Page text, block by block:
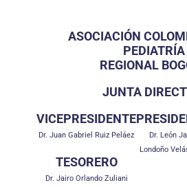
ASOCIACIÓN
PEDIATRÍA
REGIONAL
JUNTA
VICEPRESIDENTE
Dr. Juan Gabriel Ruiz Peláez
Dr. León
Londoño
TESORERO
Dr. Jairo Orlando Zuliani